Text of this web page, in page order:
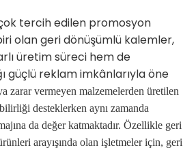
tercih edilen promosyon
olan geri dönüşümlü kalemler,
üretim süreci hem de
güçlü reklam imkânlarıyla öne
zarar vermeyen malzemelerden üretilen
desteklerken aynı zamanda
da değer katmaktadır. Özellikle geri
arayışında olan işletmeler için, geri